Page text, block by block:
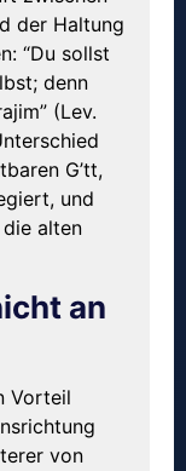
der Haltung
“Du sollst
denn
(Lev.
G’tt,
und
alten
an
Vorteil
von